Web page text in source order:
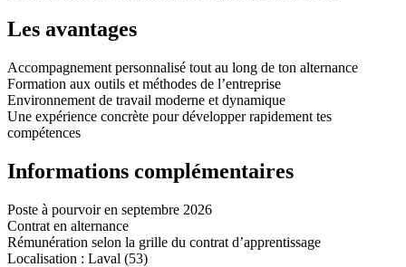
Les avantages
Accompagnement personnalisé tout au long de ton alternance
Formation aux outils et méthodes de l’entreprise
Environnement de travail moderne et dynamique
Une expérience concrète pour développer rapidement tes
compétences
Informations complémentaires
Poste à pourvoir en septembre 2026
Contrat en alternance
Rémunération selon la grille du contrat d’apprentissage
Localisation : Laval (53)